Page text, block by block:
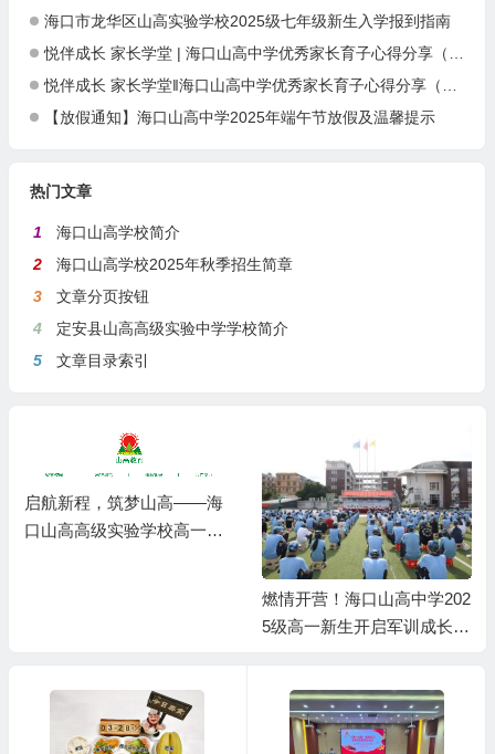
海口市龙华区山高实验学校2025级七年级新生入学报到指南
悦伴成长 家长学堂 | 海口山高中学优秀家长育子心得分享（第51期）
悦伴成长 家长学堂‖海口山高中学优秀家长育子心得分享（第49期）
【放假通知】海口山高中学2025年端午节放假及温馨提示
热门文章
1
海口山高学校简介
2
海口山高学校2025年秋季招生简章
3
文章分页按钮
4
定安县山高高级实验中学学校简介
5
文章目录索引
启航新程，筑梦山高——海
口山高高级实验学校高一新
燃情开营！海口山高中学202
5级高一新生开启军训成长之